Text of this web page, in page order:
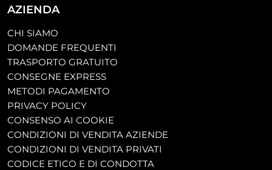
AZIENDA
CHI SIAMO
DOMANDE FREQUENTI
TRASPORTO GRATUITO
CONSEGNE EXPRESS
METODI PAGAMENTO
PRIVACY POLICY
CONSENSO AI COOKIE
CONDIZIONI DI VENDITA AZIENDE
CONDIZIONI DI VENDITA PRIVATI
CODICE ETICO E DI CONDOTTA